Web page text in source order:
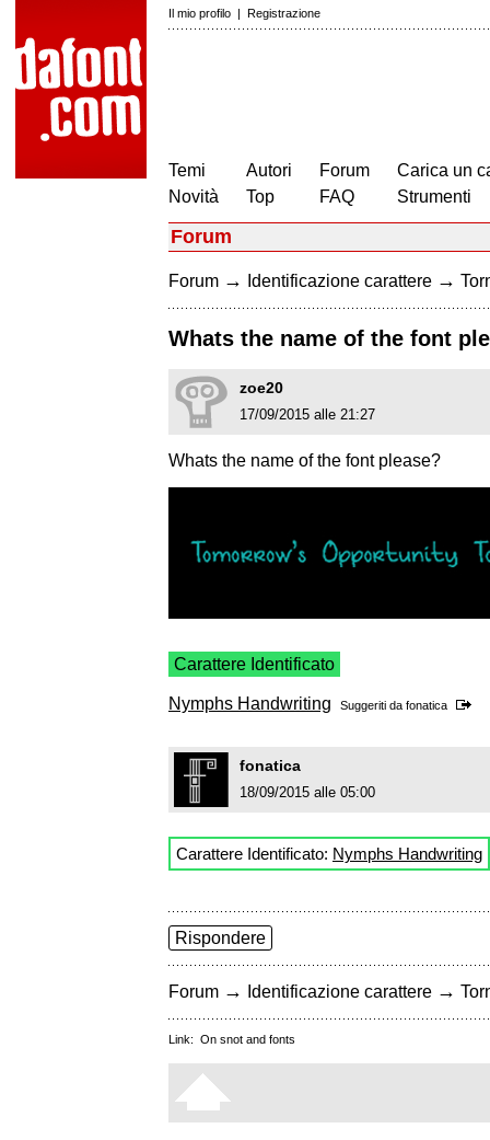
Il mio profilo | Registrazione
Temi
Novità
Autori
Top
Forum
FAQ
Carica un
Strumenti
Forum
Forum → Identificazione carattere →
Whats the name of the font
zoe20
17/09/2015 alle 21:27
Whats the name of the font please?
Carattere Identificato
Nymphs Handwriting Suggeriti da fonatica
fonatica
18/09/2015 alle 05:00
Carattere Identificato: Nymphs Handwriting
Rispondere
Forum → Identificazione carattere →
Link: On snot and fonts